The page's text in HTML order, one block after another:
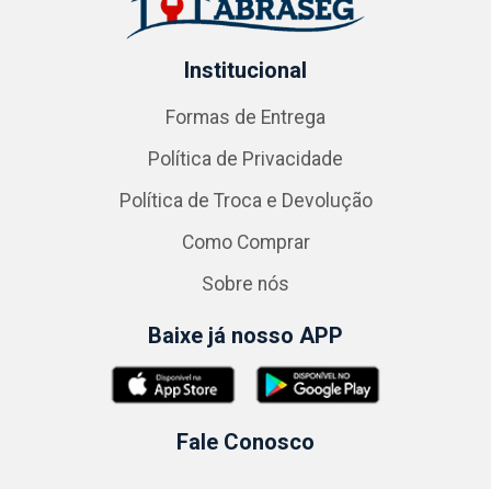
Institucional
Formas de Entrega
Política de Privacidade
Política de Troca e Devolução
Como Comprar
Sobre nós
Baixe já nosso APP
Fale Conosco